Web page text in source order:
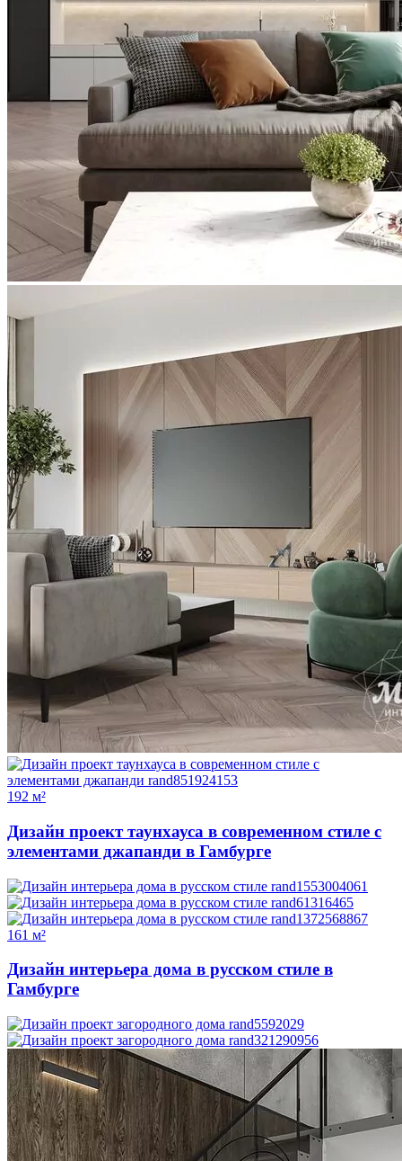
192 м²
Дизайн проект таунхауса в современном стиле с
элементами джапанди в Гамбурге
161 м²
Дизайн интерьера дома в русском стиле в
Гамбурге